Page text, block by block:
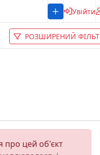
Увійти
РОЗШИРЕНИЙ
про цей об'єкт